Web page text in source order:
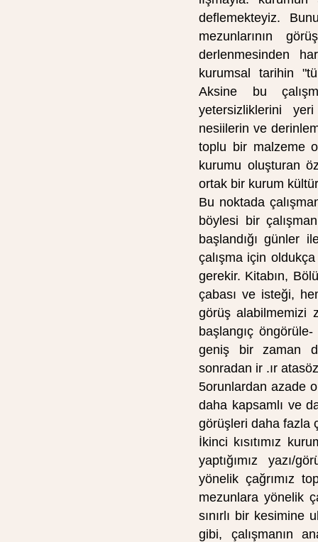
deflemekteyiz.
mezunlarının
derlenmesinden
kurumsal tarihin
Aksine bu
yetersizliklerini
nesiilerin ve
toplu bir malzeme
kurumu oluşturan
ortak bir kurum
Bu noktada
böylesi bir
başlandığı günler
çalışma için
gerekir. Kitabın,
çabası ve isteği,
görüş alabilmemizi
başlangıç
geniş bir za­man
sonradan ir .ır
5orunlardan azade
daha kapsamlı ve
görüşleri daha fazla
İkinci kısıtımız
yaptığımız yazı/
yönelik çağrımız
mezunlara yönelik
sınırlı bir kesimine
gibi, çalışmanın